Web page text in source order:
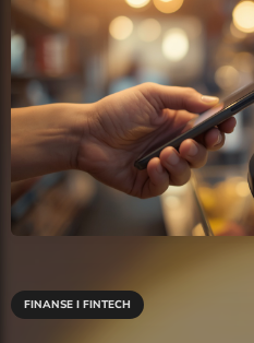
FINANSE I FINTECH